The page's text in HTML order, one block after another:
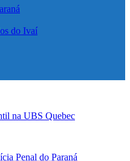
do Ivaí
na UBS Quebec
Penal do Paraná